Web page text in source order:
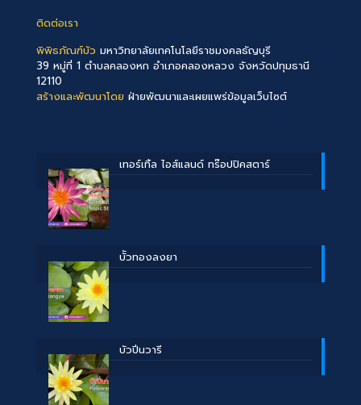
ติดต่อเรา
พิพิธภัณฑ์บัว มหาวิทยาลัยเทคโนโลยีราชมงคลธัญบุรี
39 หมู่ที่ 1 ตำบลคลองหก อำเภอคลองหลวง จังหวัดปทุมธานี
12110
สร้างและพัฒนาโดย ฝ่ายพัฒนาและเผยแพร่ข้อมูลเว็บไซต์
เทอร์เทิ้ล ไอส์แลนด์ ทร๊อปปิคสตาร์
บััวทองลงยา
บัวปิ่นวารี